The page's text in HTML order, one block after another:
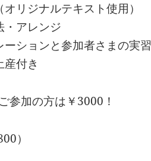
リジナルテキスト使用）
アレンジ
ションと参加者さまの実習
付き
参加の方は￥3000！
）